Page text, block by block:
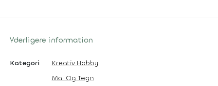
Yderligere information
Kategori
Kreativ Hobby
Mal Og Tegn